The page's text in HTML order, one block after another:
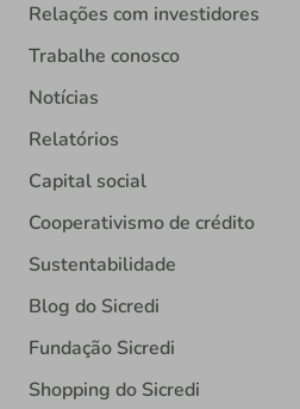
Relações com investidores
Trabalhe conosco
Notícias
Relatórios
Capital social
Cooperativismo de crédito
Sustentabilidade
Blog do Sicredi
Fundação Sicredi
Shopping do Sicredi